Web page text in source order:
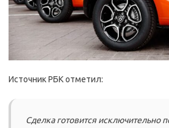
Источник РБК отметил:
Сделка готовится исключительно